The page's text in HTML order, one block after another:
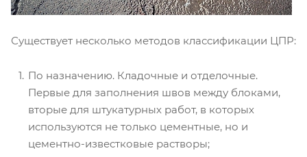
Существует несколько методов классификации ЦПР:
По назначению. Кладочные и отделочные.
Первые для заполнения швов между блоками,
вторые для штукатурных работ, в которых
используются не только цементные, но и
цементно-известковые растворы;